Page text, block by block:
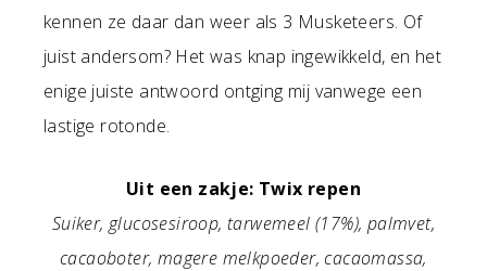
kennen ze daar dan weer als 3 Musketeers. Of
juist andersom? Het was knap ingewikkeld, en het
enige juiste antwoord ontging mij vanwege een
lastige rotonde.
Uit een zakje: Twix repen
Suiker, glucosesiroop, tarwemeel (17%), palmvet,
cacaoboter, magere melkpoeder, cacaomassa,